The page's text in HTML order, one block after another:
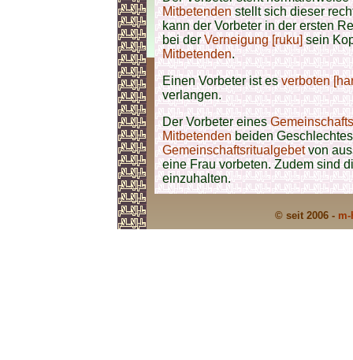
Mitbetendenstellt sich dieser
kann der Vorbeter in der ersten
bei derVerneigung [ruku]sein
Mitbetenden.
Einen Vorbeter ist esverboten
verlangen.
Der Vorbeter eines
Mitbetendenbeiden
Gemeinschaftsritualgebetvon
eine Frau vorbeten. Zudem sind
einzuhalten.
© seit 2006 -